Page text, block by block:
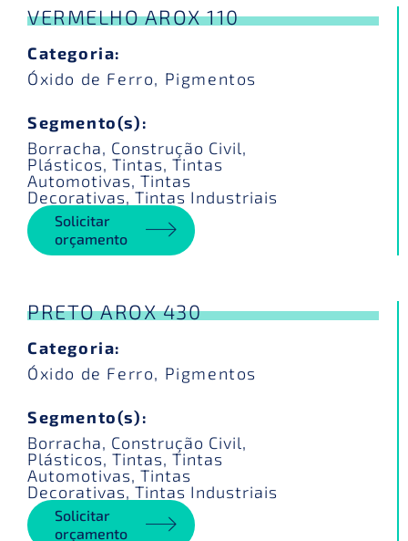
VERMELHO AROX 110
Categoria:
Óxido de Ferro, Pigmentos
Segmento(s):
Borracha, Construção Civil,
Plásticos, Tintas, Tintas
Automotivas, Tintas
Decorativas, Tintas Industriais
Solicitar
orçamento
PRETO AROX 430
Categoria:
Óxido de Ferro, Pigmentos
Segmento(s):
Borracha, Construção Civil,
Plásticos, Tintas, Tintas
Automotivas, Tintas
Decorativas, Tintas Industriais
Solicitar
orçamento